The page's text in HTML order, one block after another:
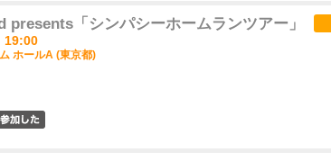
presents「シンパシーホームランツアー」
ホールA (東京都)